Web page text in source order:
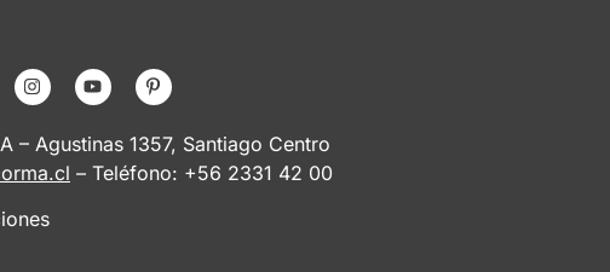
– Agustinas 1357, Santiago Centro
– Teléfono: +56 2331 42 00